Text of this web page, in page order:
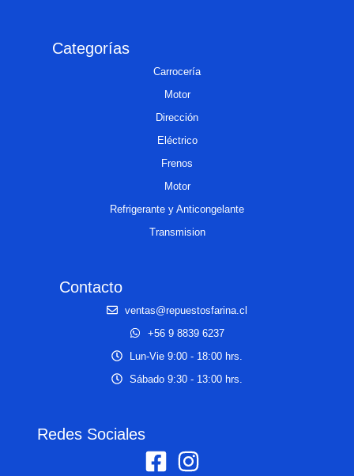
Categorías
Carrocería
Motor
Dirección
Eléctrico
Frenos
Motor
Refrigerante y Anticongelante
Transmision
Contacto
ventas@repuestosfarina.cl
+56 9 8839 6237
Lun-Vie 9:00 - 18:00 hrs.
Sábado 9:30 - 13:00 hrs.
Redes Sociales